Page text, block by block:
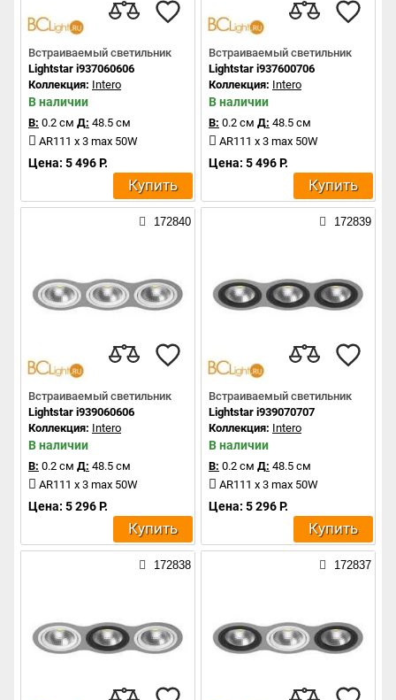
Встраиваемый светильник
Lightstar i937060606
Коллекция: Intero
В наличии
В: 0.2 см Д: 48.5 см
AR111 x 3 max 50W
Цена: 5 496 Р.
Купить
Встраиваемый светильник
Lightstar i937600706
Коллекция: Intero
В наличии
В: 0.2 см Д: 48.5 см
AR111 x 3 max 50W
Цена: 5 496 Р.
Купить
172840
Встраиваемый светильник
Lightstar i939060606
Коллекция: Intero
В наличии
В: 0.2 см Д: 48.5 см
AR111 x 3 max 50W
Цена: 5 296 Р.
Купить
172839
Встраиваемый светильник
Lightstar i939070707
Коллекция: Intero
В наличии
В: 0.2 см Д: 48.5 см
AR111 x 3 max 50W
Цена: 5 296 Р.
Купить
172838 172837